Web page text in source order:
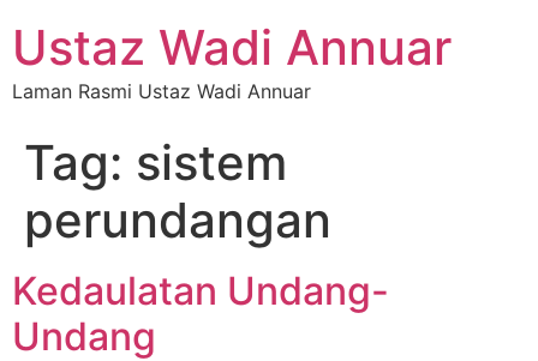
Ustaz Wadi Annuar
Laman Rasmi Ustaz Wadi Annuar
Tag: sistem
perundangan
Kedaulatan Undang-
Undang